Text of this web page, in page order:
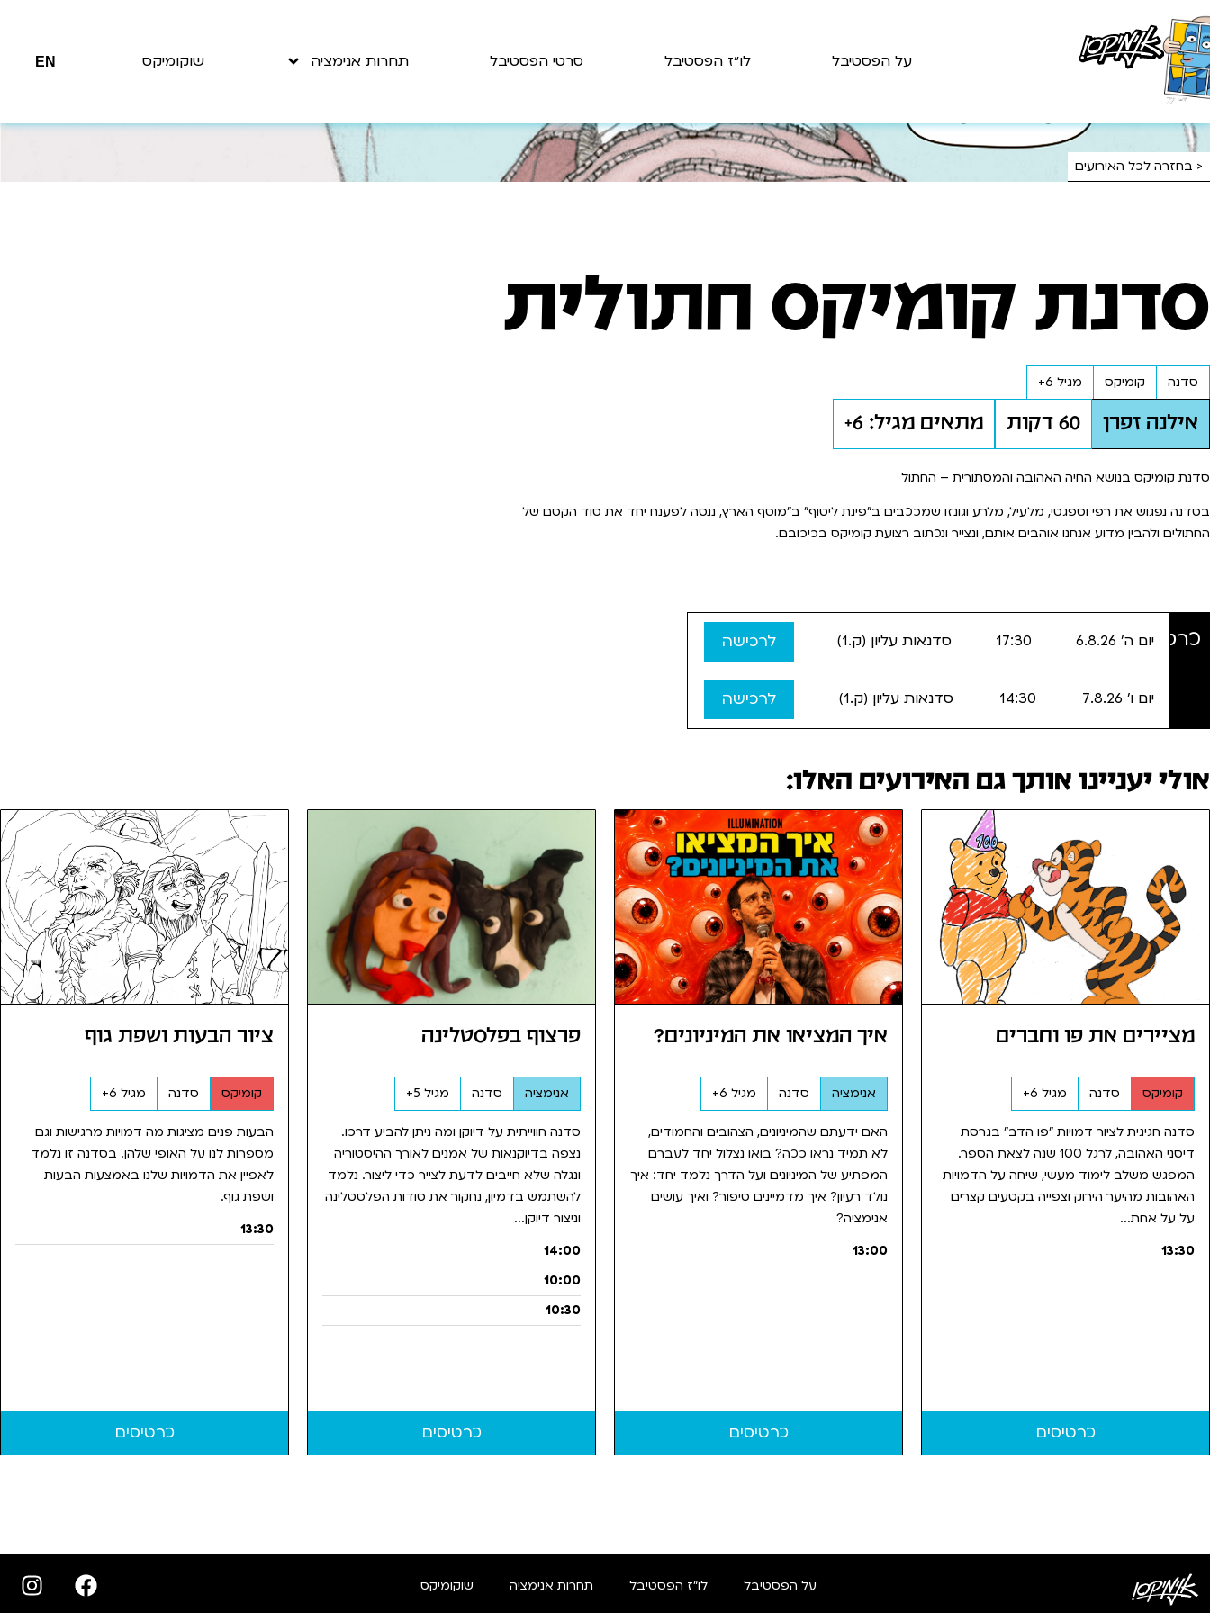
על הפסטיבל לו״ז הפסטיבל סרטי הפסטיבל תחרות אנימציה שוקומיקס EN
< בחזרה לכל האירועים
סדנת קומיקס חתולית
סדנה קומיקס מגיל 6+
אילנה זפרן 60 דקות מתאים מגיל: 6+
סדנת קומיקס בנושא החיה האהובה והמסתורית – החתול
בסדנה נפגוש את רפי וספגטי, מלעיל, מלרע וגונזו שמככבים ב"פינת ליטוף" ב"מוסף הארץ, ננסה לפענח יחד את סוד הקסם של
החתולים ולהבין מדוע אנחנו אוהבים אותם, ונצייר ונכתוב רצועת קומיקס בכיכובם.
כרטיסים
יום ה' 6.8.26 17:30 סדנאות עליון (ק.1) לרכישה
יום ו' 7.8.26 14:30 סדנאות עליון (ק.1) לרכישה
אולי יעניינו אותך גם האירועים האלו:
מציירים את פו וחברים
קומיקס סדנה מגיל 6+
סדנה חגיגית לציור דמויות "פו הדב" בגרסת
דיסני האהובה, לרגל 100 שנה לצאת הספר.
המפגש משלב לימוד מעשי, שיחה על הדמויות
האהובות מהיער הירוק וצפייה בקטעים קצרים
על על אחת...
13:30
כרטיסים
איך המציאו את המיניונים?
אנימציה סדנה מגיל 6+
האם ידעתם שהמיניונים, הצהובים והחמודים,
לא תמיד נראו ככה? בואו נצלול יחד לעברם
המפתיע של המיניונים ועל הדרך נלמד יחד: איך
נולד רעיון? איך מדמיינים סיפור? ואיך עושים
אנימציה?
13:00
כרטיסים
פרצוף בפלסטלינה
אנימציה סדנה מגיל 5+
סדנה חווייתית על דיוקן ומה ניתן להביע דרכו.
נצפה בדיוקנאות של אמנים לאורך ההיסטוריה
ונגלה שלא חייבים לדעת לצייר כדי ליצור. נלמד
להשתמש בדמיון, נחקור את סודות הפלסטלינה
וניצור דיוקן...
14:00
10:00
10:30
כרטיסים
ציור הבעות ושפת גוף
קומיקס סדנה מגיל 6+
הבעות פנים מציגות מה דמויות מרגישות וגם
מספרות לנו על האופי שלהן. בסדנה זו נלמד
לאפיין את הדמויות שלנו באמצעות הבעות
ושפת גוף.
13:30
כרטיסים
על הפסטיבל לו"ז הפסטיבל תחרות אנימציה שוקומיקס